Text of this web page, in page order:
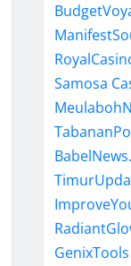
Samosa
GenixTools